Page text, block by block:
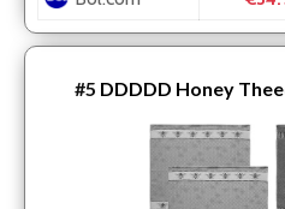
#5 DDDDD Honey